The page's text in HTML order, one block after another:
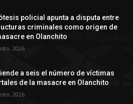
policial apunta a disputa entre
criminales como origen de
en Olanchito
2026
a seis el número de víctimas
de la masacre en Olanchito
2026